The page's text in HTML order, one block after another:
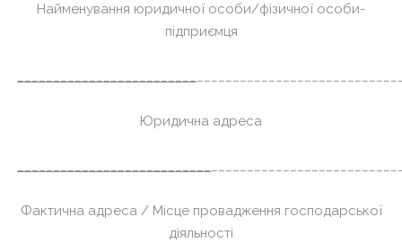
Найменування юридичної особи/фізичної особи-
підприємця
Юридична адреса
Фактична адреса / Місце провадження господарської
діяльності